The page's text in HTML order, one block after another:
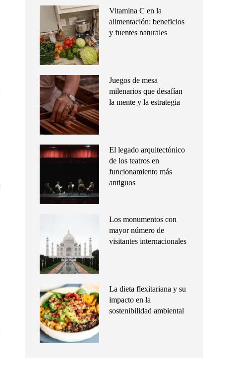
Vitamina C en la
alimentación: beneficios
y fuentes naturales
Juegos de mesa
milenarios que desafían
la mente y la estrategia
El legado arquitectónico
de los teatros en
funcionamiento más
antiguos
Los monumentos con
mayor número de
visitantes internacionales
La dieta flexitariana y su
impacto en la
sostenibilidad ambiental